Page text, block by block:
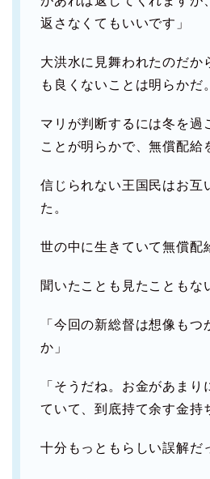
返さなくてもいいです」
大洪水に見舞われたのだか
も良くないことは明らかだ。
マリが判断するには冬を過
ことが明らかで、無償配給
信じられない王国民はお互
た。
世の中に生きていて無償配
聞いたことも見たこともな
「今回の新総督は想像も
か」
「そうだね。お金があまり
ていて、到底持て余す金持
十分もっともらしい誤解だ